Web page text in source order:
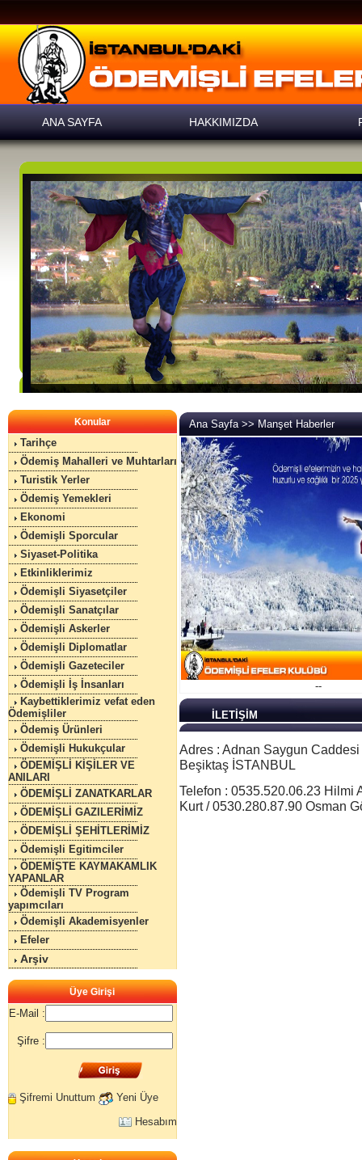
ANA SAYFA HAKKIMIZDA
Konular
Tarihçe
Ödemiş Mahalleri ve Muhtarları
Turistik Yerler
Ödemiş Yemekleri
Ekonomi
Ödemişli Sporcular
Siyaset-Politika
Etkinliklerimiz
Ödemişli Siyasetçiler
Ödemişli Sanatçılar
Ödemişli Askerler
Ödemişli Diplomatlar
Ödemişli Gazeteciler
Ödemişli İş İnsanları
Kaybettiklerimiz vefat eden
Ödemişliler
Ödemiş Ürünleri
Ödemişli Hukukçular
ÖDEMİŞLİ KİŞİLER VE
ANILARI
ÖDEMİŞLİ ZANATKARLAR
ÖDEMİŞLİ GAZILERİMİZ
ÖDEMİŞLİ ŞEHİTLERİMİZ
Ödemişli Egitimciler
ÖDEMİŞTE KAYMAKAMLIK
YAPANLAR
Ödemişli TV Program
yapımcıları
Ödemişli Akademisyenler
Efeler
Arşiv
Üye Girişi
E-Mail :
Şifre :
Şifremi Unuttum
Yeni Üye
Hesabım
Ana Sayfa >> Manşet Haberler
--
İLETİŞİM
Adres : Adnan Saygun
Beşiktaş İSTANBUL
Telefon : 0535.520.06.23 Hilmi
Kurt / 0530.280.87.90 Osman